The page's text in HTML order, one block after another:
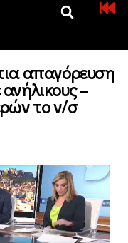
απαγόρευση
–
το ν/σ